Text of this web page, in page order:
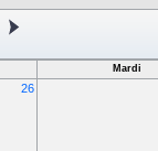
Mardi
26